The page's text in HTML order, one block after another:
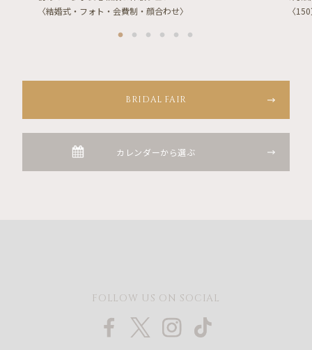
〈結婚式・フォト・会費制・顔合わせ〉
〈
BRIDAL FAIR
カレンダーから選ぶ
FOLLOW US ON SOCIAL